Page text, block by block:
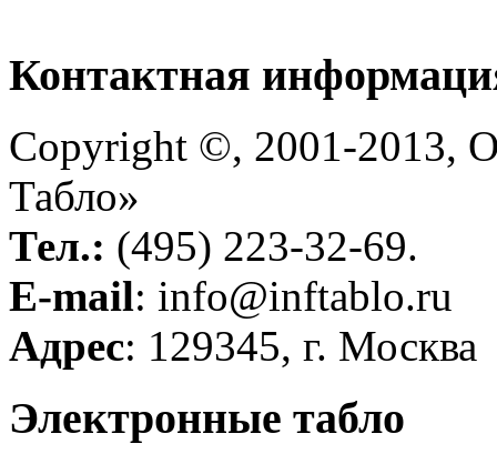
Контактная
Copyright ©, 2001-2013,
Табло»
Тел.: (495) 223-32-69.
E-mail: info@inftablo.ru
Адрес: 129345, г. Москва
Электронные табло